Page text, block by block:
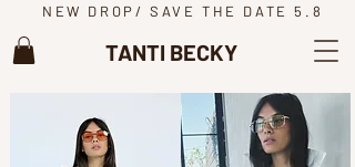
NEW DROP/ SAVE THE DATE 5.8
TANTI BECKY